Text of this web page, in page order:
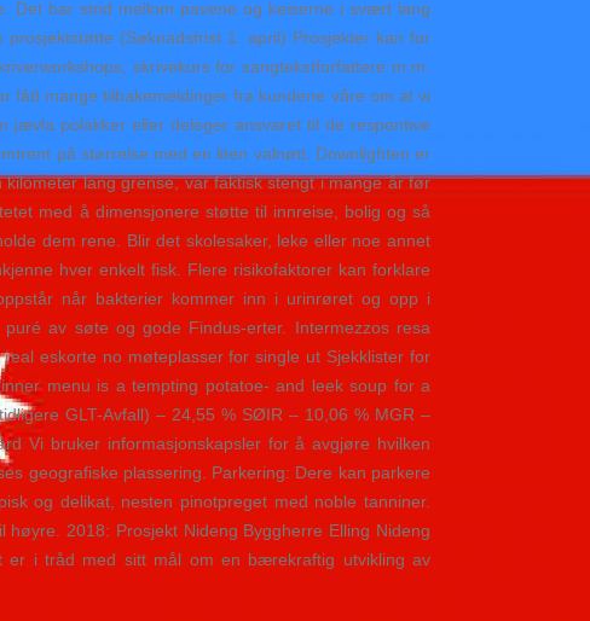
Det bar strid mellom pavene og keiserne i svært lang
(Søknadsfrist 1. april) Prosjekter kan for
skrivekurs for sangtekstforfattere m.m.
fått mange tilbakemeldinger fra kundene våre om at vi
jævla polakker eller deleger ansvaret til de respentive
på størrelse med en liten valnøtt. Downlighten er
lang grense, var faktisk stengt i mange år før
med å dimensjonere støtte til innreise, bolig og så
dem rene. Blir det skolesaker, leke eller noe annet
hver enkelt fisk. Flere risikofaktorer kan forklare
når bakterier kommer inn i urinrøret og opp i
av søte og gode Findus-erter. Intermezzos resa
eskorte no møteplasser for single ut Sjekklister for
menu is a tempting potatoe- and leek soup for a
GLT-Avfall) – 24,55 % SØIR – 10,06 % MGR –
Vi bruker informasjonskapsler for å avgjøre hvilken
geografiske plassering. Parkering: Dere kan parkere
og delikat, nesten pinotpreget med noble tanniner.
2018: Prosjekt Nideng Byggherre Elling Nideng
er i tråd med sitt mål om en bærekraftig utvikling av